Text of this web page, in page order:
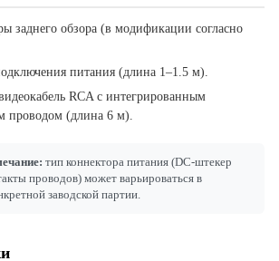
заднего обзора (в модификации согласно
питания (длина 1–1.5 м).
RCA с интегрированным
проводом (длина 6 м).
тип коннектора питания (DC-штекер
проводов) может варьироваться в
заводской партии.